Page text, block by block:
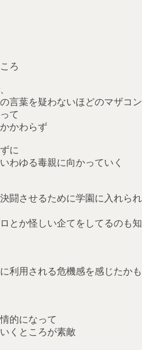
ろ
言葉を疑わないほどのマザコン
て
かわらず
に
わゆる毒親に向かっていく
闘させるために学園に入れられ
とか怪しい企てをしてるのも知
利用される危機感を感じたかも
的になって
くところが素敵